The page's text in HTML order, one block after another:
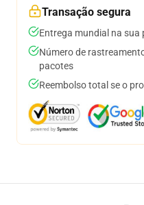
Transação segura
Entrega mundial na sua
Número de
pacotes
Reembolso total se o